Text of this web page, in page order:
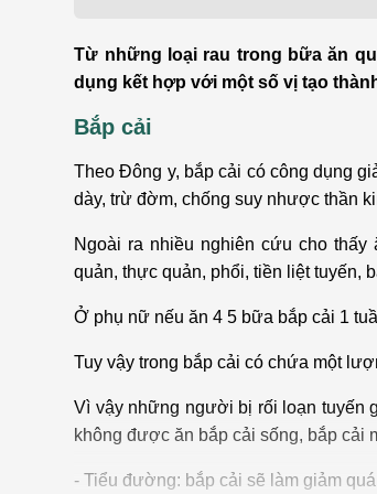
Thẩm mỹ
Tiêu hóa - Gan - Mật
Cấp cứu - Hồi sức
cực
Từ những loại rau trong bữa ăn
dụng kết hợp với một số vị tạo
Bắp cải
Theo Đông y, bắp cải có công dụng
dày, trừ đờm, chống suy nhược thần
Ngoài ra nhiều nghiên cứu cho
quản, thực quản, phổi, tiền liệt tuyến,
Ở phụ nữ nếu ăn 4 5 bữa bắp cải 1
Tuy vậy trong bắp cải có chứa một
Vì vậy những người bị rối loạn tuyến
không được ăn bắp cải sống, bắp cải
- Tiểu đường: bắp cải sẽ làm giảm